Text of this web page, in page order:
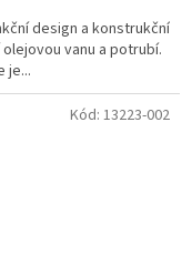
design a konstrukční
vanu a potrubí.
je...
Kód: 13223-002